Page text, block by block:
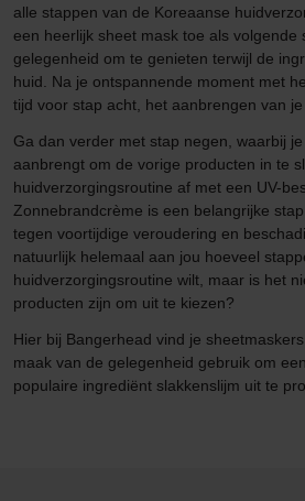
alle stappen van de Koreaanse
een heerlijk sheet mask toe als volgende
gelegenheid om te genieten terwijl de
huid. Na je ontspannende moment met
tijd voor stap acht, het aanbrengen van je
Ga dan verder met stap negen, waarbij
aanbrengt om de vorige producten in te
huidverzorgingsroutine af met een UV-
Zonnebrandcrème is een belangrijke
tegen voortijdige veroudering en
natuurlijk helemaal aan jou hoeveel
huidverzorgingsroutine wilt, maar is het
producten zijn om uit te kiezen?
Hier bij Bangerhead vind je
maak van de gelegenheid gebruik om
populaire ingrediënt slakkenslijm uit te